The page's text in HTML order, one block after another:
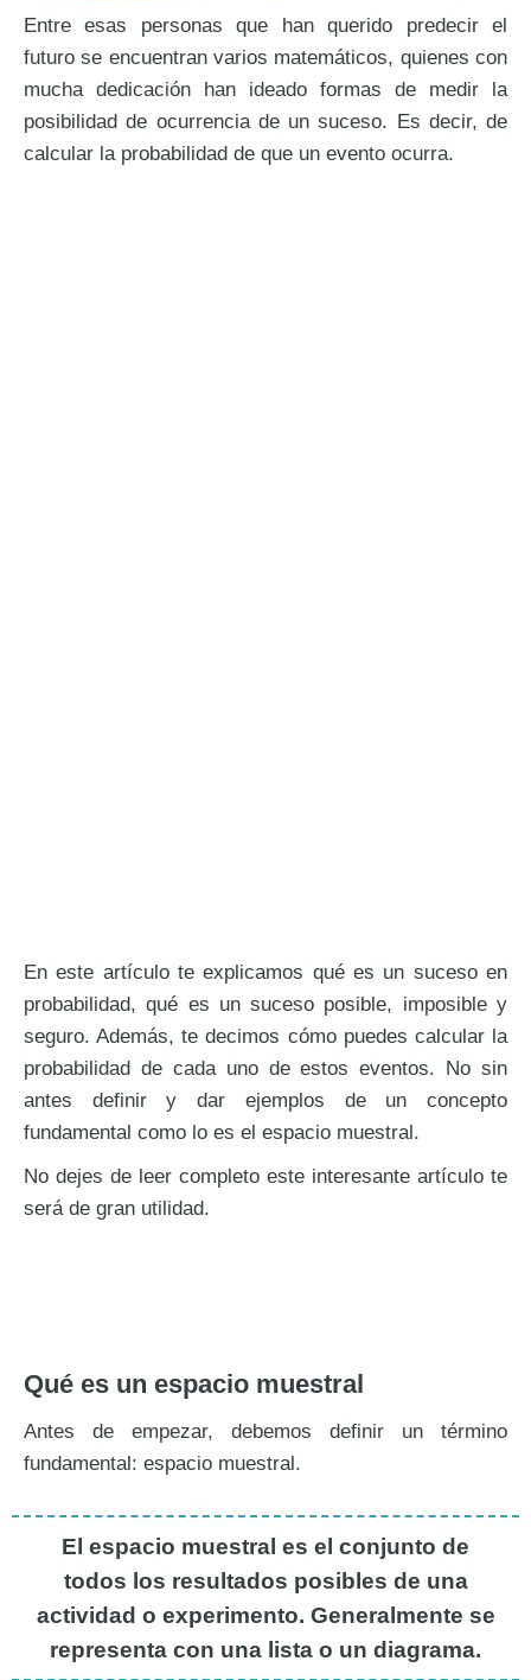
Entre esas personas que han querido predecir el
futuro se encuentran varios matemáticos, quienes con
mucha dedicación han ideado formas de medir la
posibilidad de ocurrencia de un suceso. Es decir, de
calcular la probabilidad de que un evento ocurra.
En este artículo te explicamos qué es un suceso en
probabilidad, qué es un suceso posible, imposible y
seguro. Además, te decimos cómo puedes calcular la
probabilidad de cada uno de estos eventos. No sin
antes definir y dar ejemplos de un concepto
fundamental como lo es el espacio muestral.
No dejes de leer completo este interesante artículo te
será de gran utilidad.
Qué es un espacio muestral
Antes de empezar, debemos definir un término
fundamental: espacio muestral.
El espacio muestral es el conjunto de
todos los resultados posibles de una
actividad o experimento. Generalmente se
representa con una lista o un diagrama.